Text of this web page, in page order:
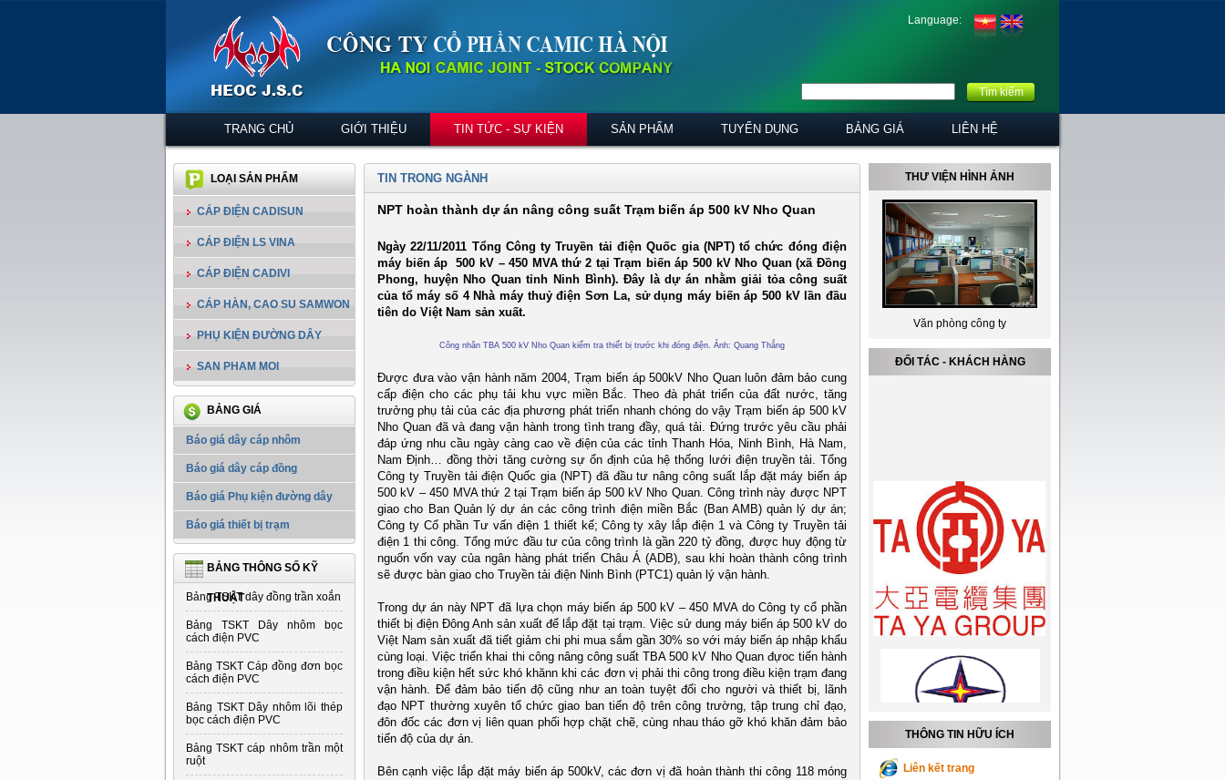
Language:
Tìm kiếm
TRANG CHỦ GIỚI THIỆU TIN TỨC - SỰ KIỆN SẢN PHẨM TUYỂN DỤNG BẢNG GIÁ LIÊN HỆ
LOẠI SẢN PHẨM
CÁP ĐIỆN CADISUN
CÁP ĐIỆN LS VINA
CÁP ĐIỆN CADIVI
CÁP HÀN, CAO SU SAMWON
PHỤ KIỆN ĐƯỜNG DÂY
SAN PHAM MOI
BẢNG GIÁ
Báo giá dây cáp nhôm
Báo giá dây cáp đồng
Báo giá Phụ kiện đường dây
Báo giá thiết bị trạm
BẢNG THÔNG SỐ KỸ
THUẬT
Bảng TSKT dây đồng trần xoắn
Bảng TSKT Dây nhôm bọc
cách điện PVC
Bảng TSKT Cáp đồng đơn bọc
cách điện PVC
Bảng TSKT Dây nhôm lõi thép
bọc cách điện PVC
Bảng TSKT cáp nhôm trần một
ruột
TIN TRONG NGÀNH
NPT hoàn thành dự án nâng công suất Trạm biến áp 500 kV Nho Quan
Ngày 22/11/2011 Tổng Công ty Truyền tải điện Quốc gia (NPT) tổ chức đóng điện
máy biến áp 500 kV – 450 MVA thứ 2 tại Trạm biến áp 500 kV Nho Quan (xã Đồng
Phong, huyện Nho Quan tỉnh Ninh Bình). Đây là dự án nhằm giải tỏa công suất
của tổ máy số 4 Nhà máy thuỷ điện Sơn La, sử dụng máy biến áp 500 kV lần đầu
tiên do Việt Nam sản xuất.
Công nhân TBA 500 kV Nho Quan kiểm tra thiết bị trước khi đóng điện. Ảnh: Quang Thắng
Được đưa vào vận hành năm 2004, Trạm biến áp 500kV Nho Quan luôn đảm bảo cung
cấp điện cho các phụ tải khu vực miền Bắc. Theo đà phát triển của đất nước, tăng
trưởng phụ tải của các địa phương phát triển nhanh chóng do vậy Trạm biến áp 500 kV
Nho Quan đã và đang vận hành trong tình trang đầy, quá tải. Đứng trước yêu cầu phải
đáp ứng nhu cầu ngày càng cao về điện của các tỉnh Thanh Hóa, Ninh Bình, Hà Nam,
Nam Định… đồng thời tăng cường sự ổn định của hệ thống lưới điện truyền tải. Tổng
Công ty Truyền tải điện Quốc gia (NPT) đã đầu tư nâng công suất lắp đặt máy biến áp
500 kV – 450 MVA thứ 2 tại Trạm biến áp 500 kV Nho Quan. Công trình này được NPT
giao cho Ban Quản lý dự án các công trình điện miền Bắc (Ban AMB) quản lý dự án;
Công ty Cổ phần Tư vấn điện 1 thiết kế; Công ty xây lắp điện 1 và Công ty Truyền tải
điện 1 thi công. Tổng mức đầu tư của công trình là gần 220 tỷ đồng, được huy động từ
nguốn vốn vay của ngân hàng phát triển Châu Á (ADB), sau khi hoàn thành công trình
sẽ được bàn giao cho Truyền tải điện Ninh Bình (PTC1) quản lý vận hành.
Trong dự án này NPT đã lựa chọn máy biến áp 500 kV – 450 MVA do Công ty cổ phần
thiết bị điện Đông Anh sản xuất để lắp đặt tại trạm. Việc sử dung máy biến áp 500 kV do
Việt Nam sản xuất đã tiết giảm chi phi mua sắm gần 30% so với máy biến áp nhập khẩu
cùng loại. Việc triển khai thi công nâng công suất TBA 500 kV Nho Quan đựoc tiến hành
trong điều kiện hết sức khó khănn khi các đơn vị phải thi công trong điều kiện trạm đang
vận hành. Để đảm bảo tiến độ cũng như an toàn tuyệt đối cho người và thiết bị, lãnh
đạo NPT thường xuyên tổ chức giao ban tiến độ trên công trường, tập trung chỉ đạo,
đôn đốc các đơn vị liên quan phối hợp chặt chẽ, cùng nhau tháo gỡ khó khăn đảm bảo
tiến độ của dự án.
Bên cạnh việc lắp đặt máy biến áp 500kV, các đơn vị đã hoàn thành thi công 118 móng
THƯ VIỆN HÌNH ẢNH
Văn phòng công ty
Bộ phận sản xuât
ĐỐI TÁC - KHÁCH HÀNG
THÔNG TIN HỮU ÍCH
Liên kết trang